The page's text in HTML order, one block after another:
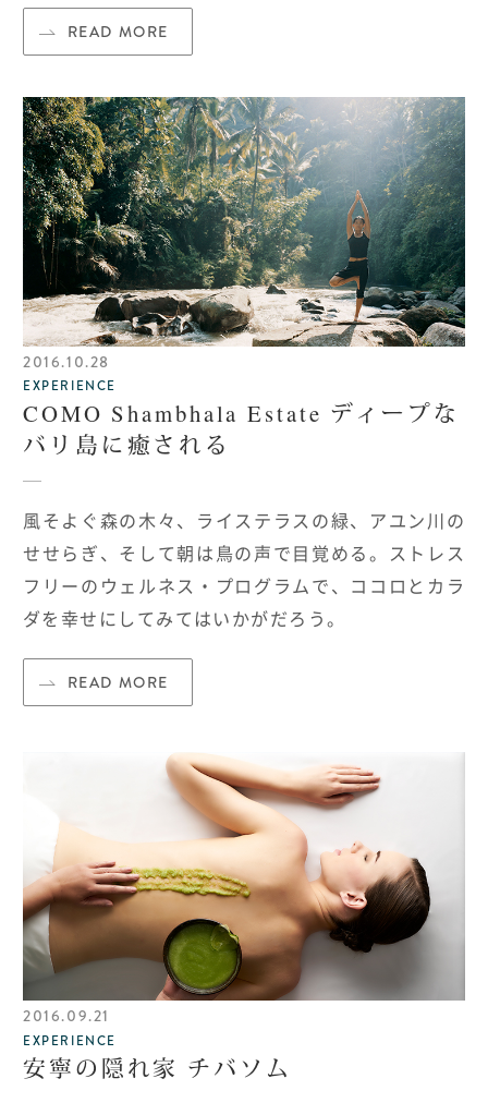
READ MORE
2016.10.28
EXPERIENCE
COMO Shambhala Estate ディープな
バリ島に癒される
風そよぐ森の木々、ライステラスの緑、アユン川の
せせらぎ、そして朝は鳥の声で目覚める。ストレス
フリーのウェルネス・プログラムで、ココロとカラ
ダを幸せにしてみてはいかがだろう。
READ MORE
2016.09.21
EXPERIENCE
安寧の隠れ家 チバソム